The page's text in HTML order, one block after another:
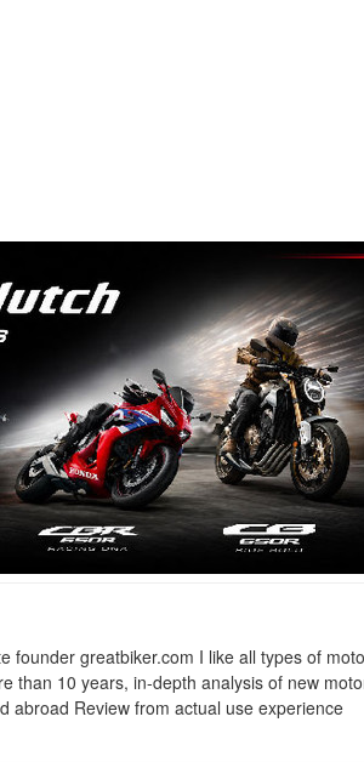
founder greatbiker.com I like all types of
than 10 years, in-depth analysis of new
abroad Review from actual use experience